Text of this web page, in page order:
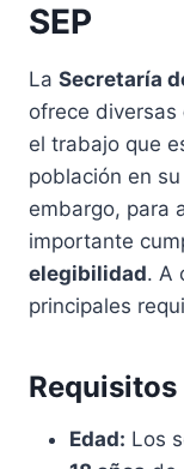
SEP
La Secretaría
ofrece diversas
el trabajo que
población en
embargo, para
importante
elegibilidad. A
principales
Requisitos
Edad: Los